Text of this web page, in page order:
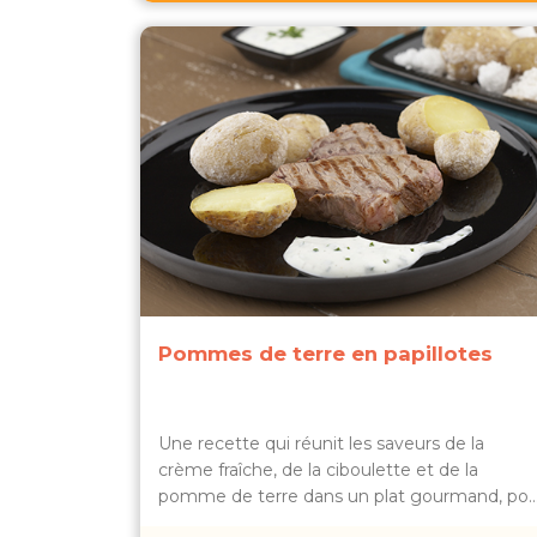
Pommes de terre en papillotes
Une recette qui réunit les saveurs de la
crème fraîche, de la ciboulette et de la
pomme de terre dans un plat gourmand,